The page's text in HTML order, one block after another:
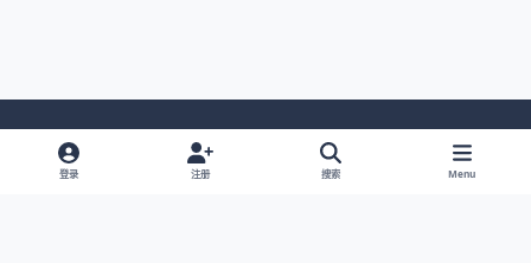
Light ModeDark ModeSystem Preference
登录 注册 搜索 Menu